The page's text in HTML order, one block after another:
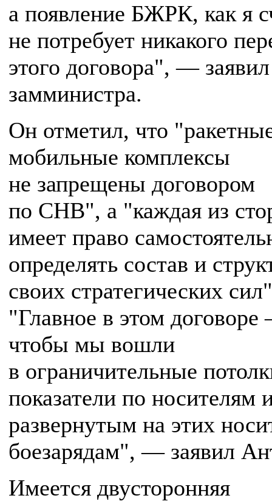
а появление БЖРК, как я
не потребует никакого
этого договора", — заявил
замминистра.
Он отметил, что
мобильные комплексы
не запрещены договором
по СНВ", а "каждая из
имеет право
определять состав и
своих стратегических
"Главное в этом
чтобы мы вошли
в ограничительные
показатели по носителям
развернутым на этих
боезарядам", — заявил
Имеется двусторонняя